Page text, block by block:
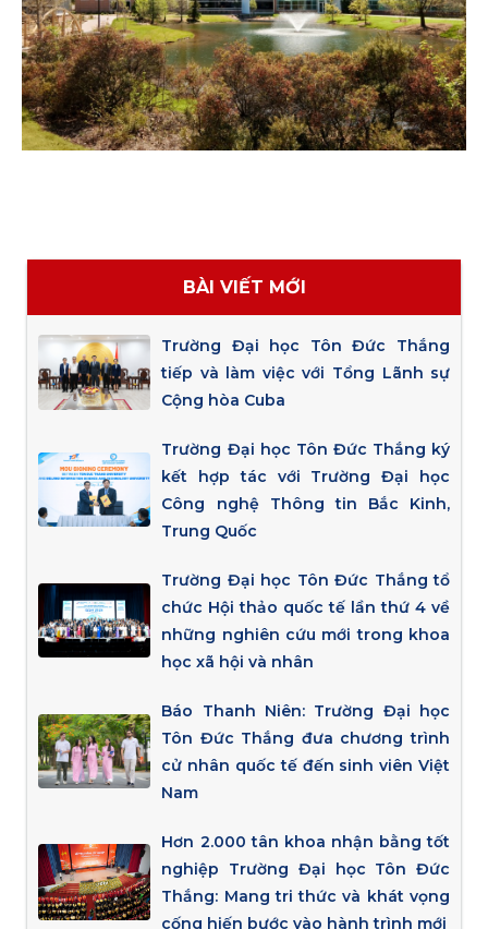
BÀI VIẾT MỚI
Trường Đại học Tôn Đức Thắng
tiếp và làm việc với Tổng Lãnh sự
Cộng hòa Cuba
Trường Đại học Tôn Đức Thắng ký
kết hợp tác với Trường Đại học
Công nghệ Thông tin Bắc Kinh,
Trung Quốc
Trường Đại học Tôn Đức Thắng tổ
chức Hội thảo quốc tế lần thứ 4 về
những nghiên cứu mới trong khoa
học xã hội và nhân
Báo Thanh Niên: Trường Đại học
Tôn Đức Thắng đưa chương trình
cử nhân quốc tế đến sinh viên Việt
Nam
Hơn 2.000 tân khoa nhận bằng tốt
nghiệp Trường Đại học Tôn Đức
Thắng: Mang tri thức và khát vọng
cống hiến bước vào hành trình mới